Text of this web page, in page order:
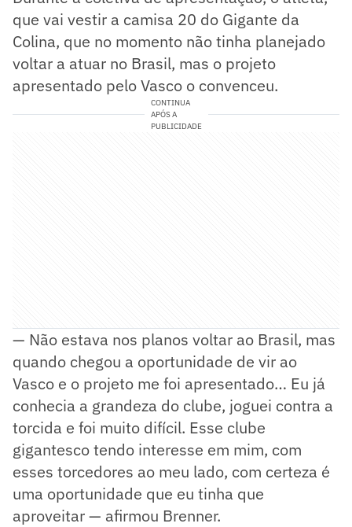
que vai vestir a camisa 20 do Gigante da
Colina, que no momento não tinha planejado
voltar a atuar no Brasil, mas o projeto
apresentado pelo Vasco o convenceu.
CONTINUA
APÓS A
PUBLICIDADE
— Não estava nos planos voltar ao Brasil, mas
quando chegou a oportunidade de vir ao
Vasco e o projeto me foi apresentado… Eu já
conhecia a grandeza do clube, joguei contra a
torcida e foi muito difícil. Esse clube
gigantesco tendo interesse em mim, com
esses torcedores ao meu lado, com certeza é
uma oportunidade que eu tinha que
aproveitar — afirmou Brenner.